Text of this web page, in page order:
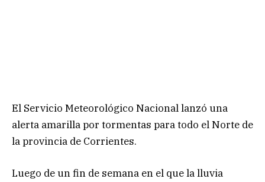
El Servicio Meteorológico Nacional lanzó una
alerta amarilla por tormentas para todo el Norte de
la provincia de Corrientes.
Luego de un fin de semana en el que la lluvia